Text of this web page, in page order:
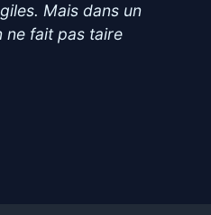
Mais dans un
ne fait pas taire